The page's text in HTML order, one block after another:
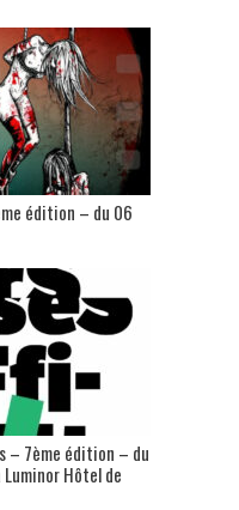
édition – du 06
– 7ème édition – du
Hôtel de